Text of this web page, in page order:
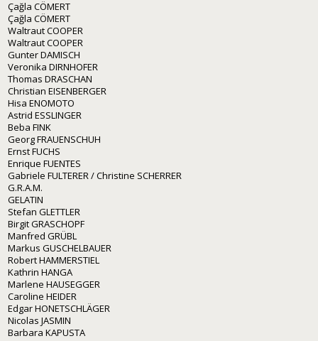
Çağla CÖMERT
Çağla CÖMERT
Waltraut COOPER
Waltraut COOPER
Gunter DAMISCH
Veronika DIRNHOFER
Thomas DRASCHAN
Christian EISENBERGER
Hisa ENOMOTO
Astrid ESSLINGER
Beba FINK
Georg FRAUENSCHUH
Ernst FUCHS
Enrique FUENTES
Gabriele FULTERER / Christine SCHERRER
G.R.A.M.
GELATIN
Stefan GLETTLER
Birgit GRASCHOPF
Manfred GRÜBL
Markus GUSCHELBAUER
Robert HAMMERSTIEL
Kathrin HANGA
Marlene HAUSEGGER
Caroline HEIDER
Edgar HONETSCHLÄGER
Nicolas JASMIN
Barbara KAPUSTA